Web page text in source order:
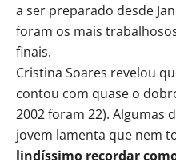
a ser preparado desde
foram os mais
finais.
Cristina Soares revelou
contou com quase o
2002 foram 22). Algumas
jovem lamenta que nem
lindíssimo recordar